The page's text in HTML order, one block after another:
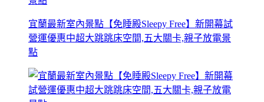
宜蘭最新室內景點【免睡殿Sleepy Free】新開幕試
營運優惠中超大跳跳床空間,五大關卡,親子放電景
點